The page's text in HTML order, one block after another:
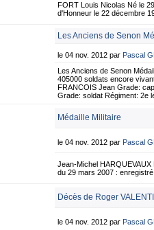
FORT Louis Nicolas Né le
d'Honneur le 22 décembre
Les Anciens de Senon
le 04 nov. 2012 par Pascal
Les Anciens de Senon
405000 soldats encore
FRANCOIS Jean Grade:
Grade: soldat Régiment: 2e
Médaille Militaire
le 04 nov. 2012 par Pascal
Jean-Michel
du 29 mars 2007 :
Décès de Roger
le 04 nov. 2012 par Pascal